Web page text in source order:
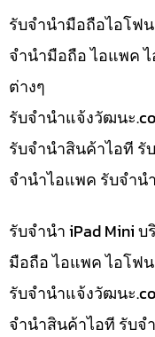
รับจำนำมือถือไอโฟ
จำนำมือถือ ไอแพค
ต่างๆ
รับจํานําแจ้งวัฒนะ
รับจำนำสินค้าไอที รั
จำนำไอแพค รับจำน
รับจำนำ iPad Mini
มือถือ ไอแพค ไอโฟ
รับจํานําแจ้งวัฒนะ
จำนำสินค้าไอที รับ